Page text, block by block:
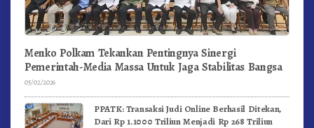
Menko Polkam Tekankan Pentingnya Sinergi
Pemerintah-Media Massa Untuk Jaga Stabilitas Bangsa
05/02/2026
PPATK: Transaksi Judi Online Berhasil Ditekan,
Dari Rp 1.1000 Triliun Menjadi Rp 268 Triliun